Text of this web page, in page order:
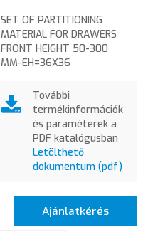
SET OF PARTITIONING
MATERIAL FOR DRAWERS
FRONT HEIGHT 50-300
MM-EH=36X36
További
termékinformációk
és paraméterek a
PDF katalógusban
Letölthető
dokumentum (pdf)
Ajánlatkérés